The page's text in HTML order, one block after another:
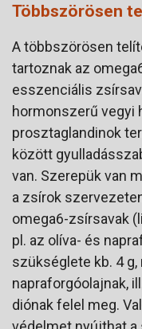
Többszörösen
A többszörösen
tartoznak az
esszenciális
hormonszerű vegyi
prosztaglandinok
között
van. Szerepük van
a zsírok
omega6-zsírsavak
pl. az olíva- és
szükséglete kb. 4 g,
napraforgóolajnak,
diónak felel meg.